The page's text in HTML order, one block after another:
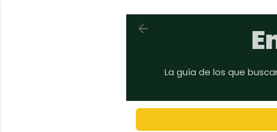
La guía de los que